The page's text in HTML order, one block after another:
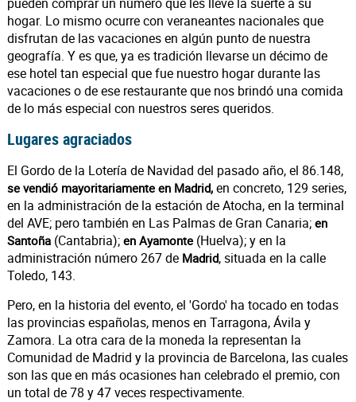
hogar. Lo mismo ocurre con veraneantes nacionales que
disfrutan de las vacaciones en algún punto de nuestra
geografía. Y es que, ya es tradición llevarse un décimo de
ese hotel tan especial que fue nuestro hogar durante las
vacaciones o de ese restaurante que nos brindó una comida
de lo más especial con nuestros seres queridos.
Lugares agraciados
El Gordo de la Lotería de Navidad del pasado año, el 86.148,
se vendió mayoritariamente en Madrid, en concreto, 129 series,
en la administración de la estación de Atocha, en la terminal
del AVE; pero también en Las Palmas de Gran Canaria; en
Santoña(Cantabria); en Ayamonte(Huelva); y en la
administración número 267 de Madrid, situada en la calle
Toledo, 143.
Pero, en la historia del evento, el 'Gordo' ha tocado en todas
las provincias españolas, menos en Tarragona, Ávila y
Zamora. La otra cara de la moneda la representan la
Comunidad de Madrid y la provincia de Barcelona, las cuales
son las que en más ocasiones han celebrado el premio, con
un total de 78 y 47 veces respectivamente.